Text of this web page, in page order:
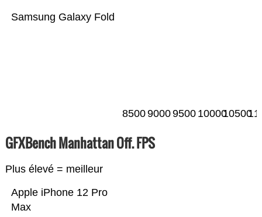
Samsung Galaxy Fold
850090009500 1000010500
GFXBench Manhattan Off. FPS
Plus élevé = meilleur
Apple iPhone 12 Pro
Max